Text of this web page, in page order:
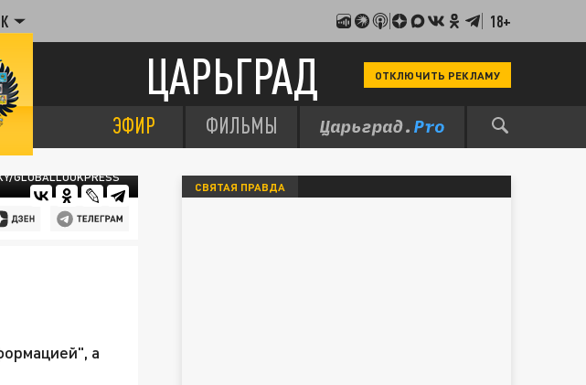
18+
ЦАРЬГРАД ОТКЛЮЧИТЬ РЕКЛАМУ
ЭФИР ФИЛЬМЫ
GLOBALLOOKPRESS
а
СВЯТАЯ ПРАВДА